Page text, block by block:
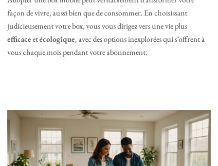
façon de vivre, aussi bien que de consommer. En choisissant
judicieusement votre box, vous vous dirigez vers une vie plus
efficaceetécologique, avec des options inexplorées qui s’offrent à
vous chaque mois pendant votre abonnement.